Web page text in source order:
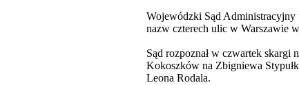
Wojewódzki Sąd Administracyjny
nazw czterech ulic w Warszawie
Sąd rozpoznał w czwartek
Kokoszków na Zbigniewa
Leona Rodala.